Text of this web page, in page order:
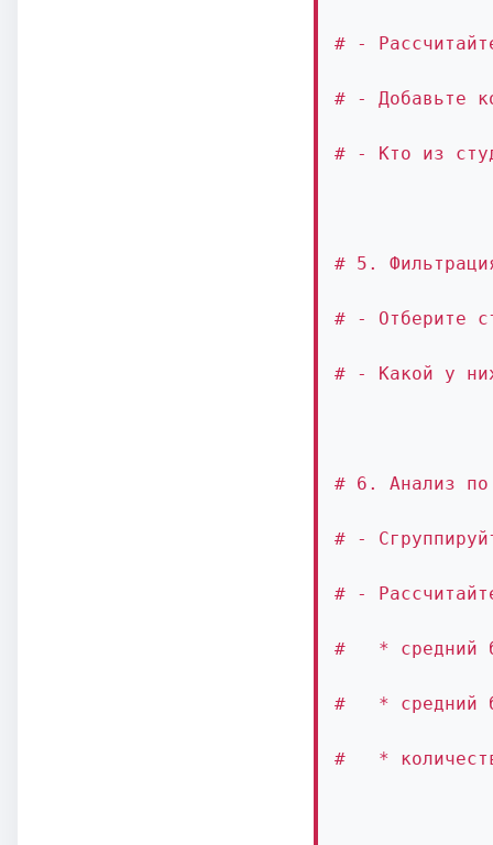
# -
# - Добавьте
# - Кто из
# 5.
# - Отберите
# - Какой у
# 6. Анализ
# -
# -
#   * средний
#   * средний
#   *